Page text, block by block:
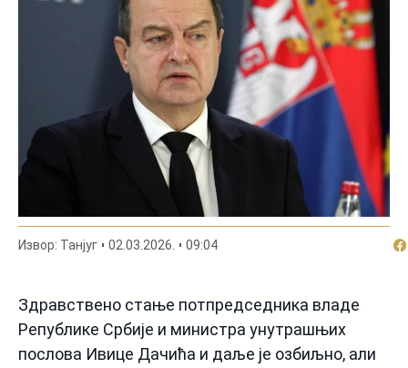
Извор: Танјуг 02.03.2026. 09:04
Здравствено стање потпредседника владе
Републике Србије и министра унутрашњих
послова Ивице Дачића и даље је озбиљно, али